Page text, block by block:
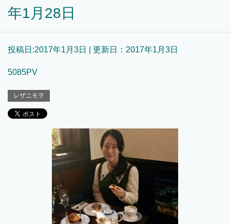
年1月28日
投稿日:2017年1月3日 | 更新日： 2017年1月3日
5085PV
レザニモヲ